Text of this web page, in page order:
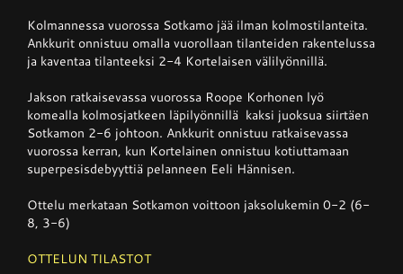
Kolmannessa vuorossa Sotkamo jää ilman kolmostilanteita.
Ankkurit onnistuu omalla vuorollaan tilanteiden rakentelussa
ja kaventaa tilanteeksi 2-4 Kortelaisen välilyönnillä.
Jakson ratkaisevassa vuorossa Roope Korhonen lyö
komealla kolmosjatkeen läpilyönnillä kaksi juoksua siirtäen
Sotkamon 2-6 johtoon. Ankkurit onnistuu ratkaisevassa
vuorossa kerran, kun Kortelainen onnistuu kotiuttamaan
superpesisdebyyttiä pelanneen Eeli Hännisen.
Ottelu merkataan Sotkamon voittoon jaksolukemin 0-2 (6-
8, 3-6)
OTTELUN TILASTOT